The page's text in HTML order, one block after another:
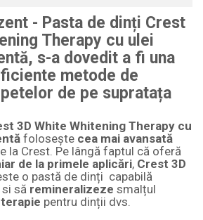
- Pasta de dinți Crest
Therapy cu ulei
s-a dovedit a fi una
metode de
de pe supratața
3D White Whitening Therapy cu
folosește cea mai avansată
la Crest. Pe lângă faptul că oferă
de la primele aplicări, Crest 3D
o pastă de dinți capabilă
si să remineralizeze smalțul
terapie pentru dinții dvs.